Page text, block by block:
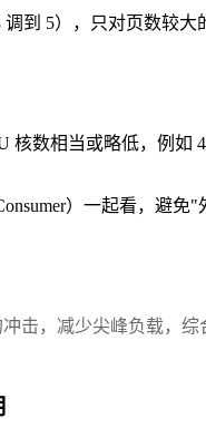
调到 5），只对页数较大
核数相当或略低，例如
）一起看，避免"
击，减少尖峰负载，综